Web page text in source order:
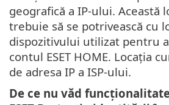
geografică a IP-ului. Această
trebuie să se potrivească cu
dispozitivului utilizat pentru
contul ESET HOME. Locația
de adresa IP a ISP-ului.
De ce nu văd